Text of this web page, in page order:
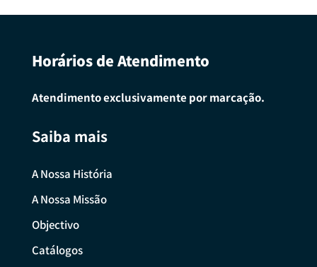
Horários de Atendimento
Atendimento exclusivamente por marcação.
Saiba mais
A Nossa História
A Nossa Missão
Objectivo
Catálogos